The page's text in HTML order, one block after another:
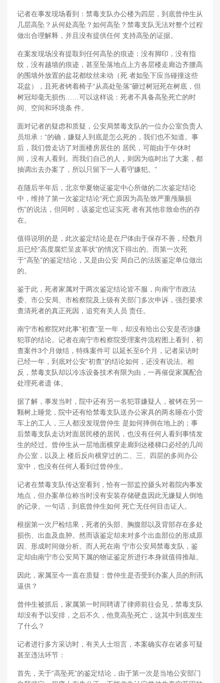
记者在事发现场看到：禁毒支队办公楼为四层，到底曾仲生从
几层高坠？从何处高坠？如何高坠？禁毒支队无法对整个过程
做出合理解释，并且没有提供任何 支持高坠的证据。
在案发现场没有提取到任何高坠的痕迹：没有脚印，没有指
纹，没有越墙的痕迹，甚至坠落地点上方各层楼走廊边齐腰高
的围墙外放置的盆花都纹丝未动（死 者如坠下应当碰撞这些
花盆），且死者铐着椅子“从高处坠落”砸过树冠死在树底，但
树冠却毫无损伤……可以这样说：死者不具备高坠死亡的时
间、空间和环境条 件。
面对记者的疑虑和质疑，公安局禁毒支队的一位办公室负责人
员坦承：“的确，嫌疑人到底是怎么死的，我们也不知道。事
后，我们曾走访了对面楼房居住的 居民，可能由于午休时
间，没有人看到。而我们自己的人，则因为临时出了大案，都
抽调出去办案了，所以只留下一人看守嫌犯。”
在随后半年后，北京华夏物证鉴定中心所做的二次鉴定结论
中，维持了第一次鉴定结论“死亡原因为高坠致严重颅脑损
伤”的说法，但同时，该鉴定也证实死 者有其他非致命伤的存
在。
值得说明的是，此次鉴定结论是在尸体由于保存不善，经数月
后已经“高度腐烂呈皮革状”的情况下得出的。而第一次死
于“高坠”的鉴定结论，又是由公安 局自己的法医鉴定单位做出
的。
鉴于此，死者家属对于两次鉴定结论皆不服，向南宁市政法
委、市公安局、市检察院及上级有关部门多次申诉，强烈要求
查清死者的真正死因，追究有关人员 责任。
南宁市检察院对此事“初查”至一年，却没有给出公安是否涉嫌
犯罪的结论。记者在南宁市检察院受理案件流程图上看到，初
查案件3个月做结，特殊案件可 以延长至6个月，记者采访时
已经一年，到底对公安“初查”的结论如何，还没有说法。相
反，禁毒支队却以冷冻设备技术有限为由，一再催促家属配合
处理死者遗 体。
据了解，事发当时，院中还有另一名犯罪嫌疑人，被铐在另一
颗树上睡觉，院中还有给禁毒支队送办公家具的两名睡在小货
车上的工人，三人都没发现曾仲生 是如何摔倒在地上的；事
后禁毒支队走访对面居民楼的居民，也没有任何人看到事情发
生的经过。曾仲生从一层地面横穿走廊到达楼梯口必经的几间
办公室，以及上 楼后反向横穿过的二、三、四层的多间办公
室中，也没有任何人看到过曾仲生。
记者在禁毒支队传达室看到，恰有一部监控摄头对着院内事发
地点，但办案单位称当时没有安装存储硬盘因此无嫌疑人倒地
的记录。一句话，到底曾仲生如何 死亡无任何目击证人。
根据第一次尸检结果，死者的头部、胸腹部以及背部存在多处
损伤、出血及血肿。然而该鉴定却未对多个出血部位的形成原
因、形成时间做分析。而人死在南 宁市公安局禁毒支队，鉴
定却由南宁市公安局下属的物证鉴定所进行本身就值得推敲。
因此，家属至今一直在质疑：曾仲生是否受到办案人员的刑讯
逼供？
曾仲生被抓后，家属第一时间聘请了律师前往会见，禁毒支队
却没有予以安排，之后不久，他竟高坠死亡，这其中到底发生
了什么？
记者进行多方采访时，有关人士坦言，本案确实存在诸多可疑
甚至违法环节：
首先，关于“高坠死”的鉴定结论，由于第一次是当地公安部门